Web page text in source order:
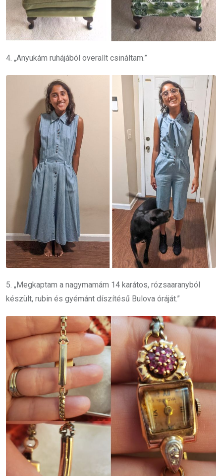
4. „Anyukám ruhájából overallt csináltam.”
5. „Megkaptam a nagymamám 14 karátos, rózsaaranyból
készült, rubin és gyémánt díszítésű Bulova óráját.”